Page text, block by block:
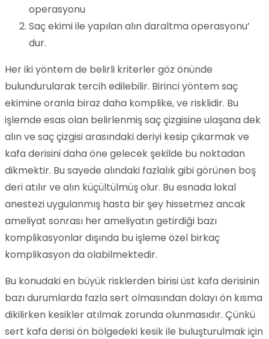
operasyonu
Saç ekimi ile yapılan alın daraltma operasyonu’
dur.
Her iki yöntem de belirli kriterler göz önünde
bulundurularak tercih edilebilir. Birinci yöntem saç
ekimine oranla biraz daha komplike, ve risklidir. Bu
işlemde esas olan belirlenmiş saç çizgisine ulaşana dek
alın ve saç çizgisi arasındaki deriyi kesip çıkarmak ve
kafa derisini daha öne gelecek şekilde bu noktadan
dikmektir. Bu sayede alındaki fazlalık gibi görünen boş
deri atılır ve alın küçültülmüş olur. Bu esnada lokal
anestezi uygulanmış hasta bir şey hissetmez ancak
ameliyat sonrası her ameliyatın getirdiği bazı
komplikasyonlar dışında bu işleme özel birkaç
komplikasyon da olabilmektedir.
Bu konudaki en büyük risklerden birisi üst kafa derisinin
bazı durumlarda fazla sert olmasından dolayı ön kısma
dikilirken kesikler atılmak zorunda olunmasıdır. Çünkü
sert kafa derisi ön bölgedeki kesik ile buluşturulmak için